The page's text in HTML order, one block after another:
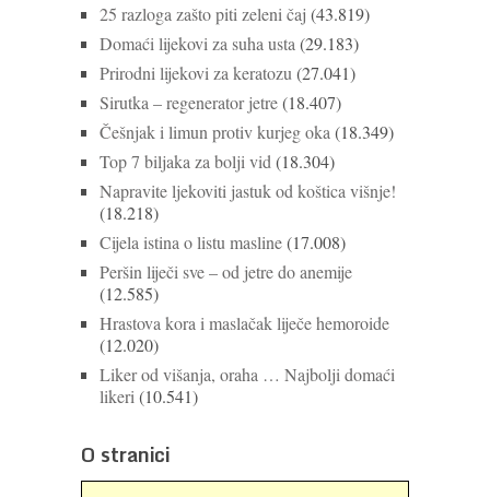
25 razloga zašto piti zeleni čaj (43.819)
Domaći lijekovi za suha usta (29.183)
Prirodni lijekovi za keratozu (27.041)
Sirutka – regenerator jetre(18.407)
Češnjak i limun protiv kurjeg oka (18.349)
Top 7 biljaka za bolji vid (18.304)
Napravite ljekoviti jastuk od koštica višnje!
(18.218)
Cijela istina o listu masline(17.008)
Peršin liječi sve – od jetre do anemije
(12.585)
Hrastova kora i maslačak liječe hemoroide
(12.020)
Liker od višanja, oraha … Najbolji domaći
likeri (10.541)
O stranici